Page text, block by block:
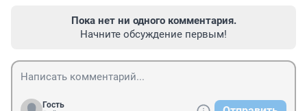
Пока нет ни одного комментария.
Начните обсуждение первым!
Гость